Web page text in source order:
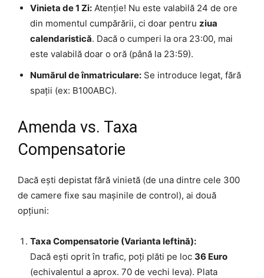
Vinieta de 1 Zi: Atenție! Nu este valabilă 24 de ore
din momentul cumpărării, ci doar pentru ziua
calendaristică. Dacă o cumperi la ora 23:00, mai
este valabilă doar o oră (până la 23:59).
Numărul de înmatriculare: Se introduce legat, fără
spații (ex: B100ABC).
Amenda vs. Taxa
Compensatorie
Dacă ești depistat fără vinietă (de una dintre cele 300
de camere fixe sau mașinile de control), ai două
opțiuni:
Taxa Compensatorie (Varianta Ieftină):
Dacă ești oprit în trafic, poți plăti pe loc 36 Euro
(echivalentul a aprox. 70 de vechi leva). Plata